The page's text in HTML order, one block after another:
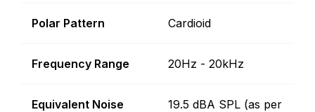
Polar Pattern Cardioid
Frequency Range 20Hz - 20kHz
Equivalent Noise
19.5 dBA SPL (as per